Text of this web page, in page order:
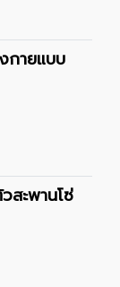
กายแบบ
สะพานโซ่